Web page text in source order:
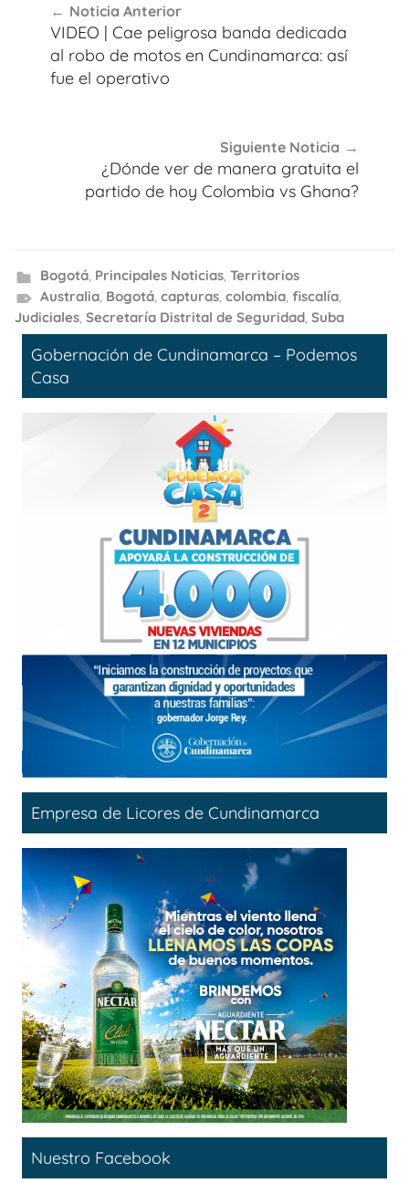
de
entradas
Noticia Anterior
VIDEO | Cae peligrosa banda dedicada
al robo de motos en Cundinamarca: así
fue el operativo
Siguiente Noticia
¿Dónde ver de manera gratuita el
partido de hoy Colombia vs Ghana?
Bogotá, Principales Noticias, Territorios
Australia, Bogotá, capturas, colombia, fiscalía,
Judiciales, Secretaría Distrital de Seguridad, Suba
Gobernación de Cundinamarca – Podemos
Casa
Empresa de Licores de Cundinamarca
Nuestro Facebook